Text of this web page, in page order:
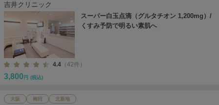
吉井クリニック
スーパー白玉点滴（グルタチオン 1,200mg）/
くすみ予防で明るい素肌へ
4.4 （42件）
3,800 円 (税込)
大阪 梅田 北新地